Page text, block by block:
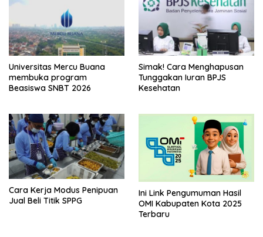
Universitas Mercu Buana
membuka program
Beasiswa SNBT 2026
Simak! Cara Menghapusan
Tunggakan Iuran BPJS
Kesehatan
Cara Kerja Modus Penipuan
Jual Beli Titik SPPG
Ini Link Pengumuman Hasil
OMI Kabupaten Kota 2025
Terbaru